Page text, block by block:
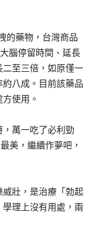
的藥物，台灣商品
腦停留時間、延長
至三倍，如原僅一
八成。目前該藥品
使用。
萬一吃了必利勁
美，繼續作夢吧，
壯，是治療「勃起
理上沒有用處，兩